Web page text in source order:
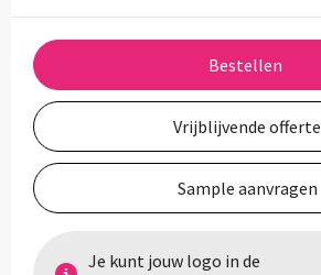
Bestellen
Vrijblijvende offerte
Sample aanvragen
Je kunt jouw logo in de